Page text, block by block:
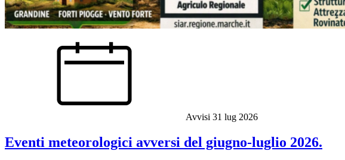
Avvisi 31 lug 2026
Eventi meteorologici avversi del giugno-luglio 2026.